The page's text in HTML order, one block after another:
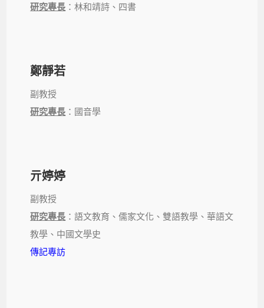
研究專長 ：林和靖詩、四書
鄭靜若
副教授
研究專長 ：國音學
亓婷婷
副教授
研究專長 ：語文教育、儒家文化、雙語教學、華語文
教學、中國文學史
傳記專訪